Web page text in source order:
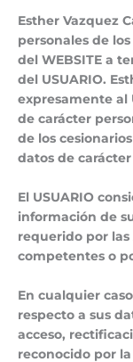
Esther Vazquez
personales de
del WEBSITE a
del USUARIO.
expresamente al
de carácter
de los
datos de
El USUARIO
información de
requerido por
competentes o
En cualquier
respecto a sus
acceso,
reconocido por la